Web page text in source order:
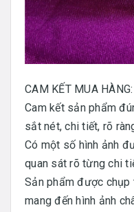
CAM KẾT MUA HÀNG:
Cam kết sản phẩm
sắt nét, chi tiết, rõ
Có một số hình ảnh
quan sát rõ từng chi
Sản phẩm được chụp
mang đến hình ảnh